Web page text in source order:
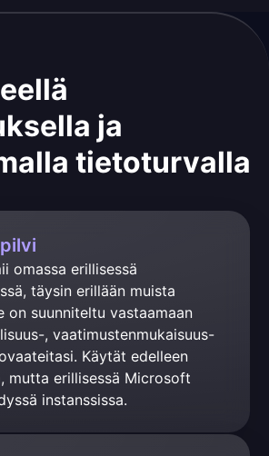
ja
tietoturvalla
omassa erillisessä
täysin erillään muista
on suunniteltu vastaamaan
, vaatimustenmukaisuus-
Käytät edelleen
mutta erillisessä Microsoft
instanssissa.